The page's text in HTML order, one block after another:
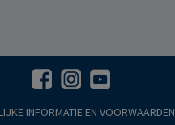
INFORMATIE EN VOORWAARDEN